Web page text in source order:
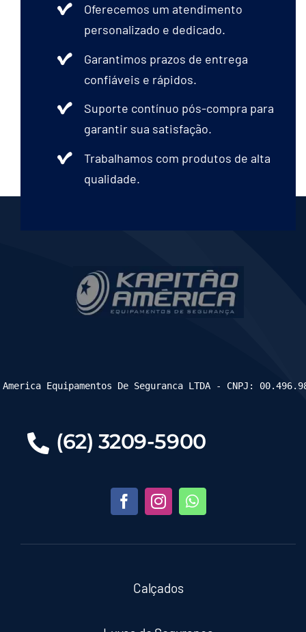
Oferecemos um atendimento
personalizado e dedicado.
Garantimos prazos de entrega
confiáveis e rápidos.
Suporte contínuo pós-compra para
garantir sua satisfação.
Trabalhamos com produtos de alta
qualidade.
(62) 3209-5900
Calçados
Equipamentos De Seguranca LTDA - CNPJ: